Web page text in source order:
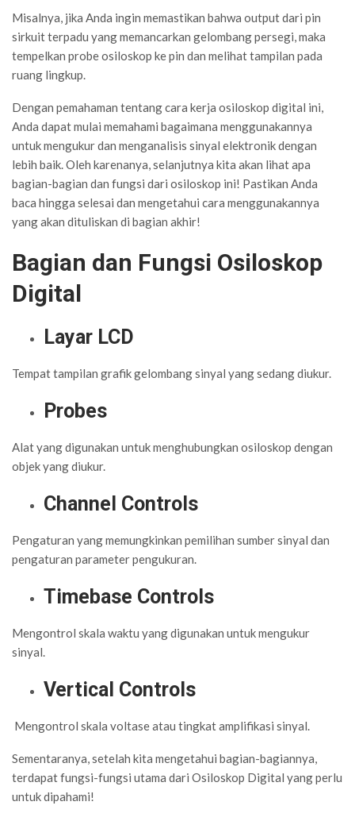
Misalnya, jika Anda ingin memastikan bahwa output dari pin
sirkuit terpadu yang memancarkan gelombang persegi, maka
tempelkan probe osiloskop ke pin dan melihat tampilan pada
ruang lingkup.
Dengan pemahaman tentang cara kerja osiloskop digital ini,
Anda dapat mulai memahami bagaimana menggunakannya
untuk mengukur dan menganalisis sinyal elektronik dengan
lebih baik. Oleh karenanya, selanjutnya kita akan lihat apa
bagian-bagian dan fungsi dari osiloskop ini! Pastikan Anda
baca hingga selesai dan mengetahui cara menggunakannya
yang akan dituliskan di bagian akhir!
Bagian dan Fungsi Osiloskop
Digital
Layar LCD
Tempat tampilan grafik gelombang sinyal yang sedang diukur.
Probes
Alat yang digunakan untuk menghubungkan osiloskop dengan
objek yang diukur.
Channel Controls
Pengaturan yang memungkinkan pemilihan sumber sinyal dan
pengaturan parameter pengukuran.
Timebase Controls
Mengontrol skala waktu yang digunakan untuk mengukur
sinyal.
Vertical Controls
Mengontrol skala voltase atau tingkat amplifikasi sinyal.
Sementaranya, setelah kita mengetahui bagian-bagiannya,
terdapat fungsi-fungsi utama dari Osiloskop Digital yang perlu
untuk dipahami!